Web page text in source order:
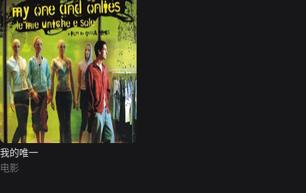
我的唯一
电影